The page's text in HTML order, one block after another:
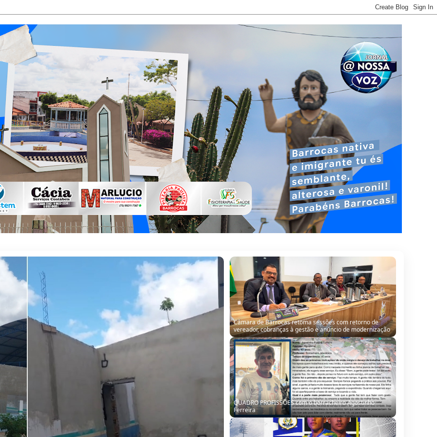
QUADRO PROFISSÕES com o borracheiro Agostinho
Ferreira
Seleção de Barrocas encara Santanópolis no terceiro
teste para o Intermunicipal 2026